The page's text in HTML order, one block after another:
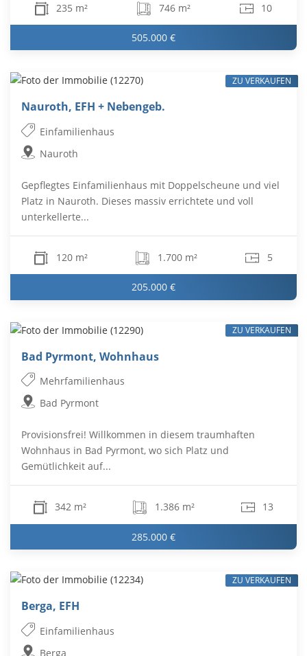
235 m² 746 m² 10
505.000 €
Nauroth, EFH + Nebengeb.
Einfamilienhaus
Nauroth
Gepflegtes Einfamilienhaus mit Doppelscheune und viel
Platz in Nauroth. Dieses massiv errichtete und voll
unterkellerte...
120 m² 1.700 m² 5
205.000 €
ZU VERKAUFEN
Bad Pyrmont, Wohnhaus
Mehrfamilienhaus
Bad Pyrmont
Provisionsfrei! Willkommen in diesem traumhaften
Wohnhaus in Bad Pyrmont, wo sich Platz und
Gemütlichkeit auf...
342 m² 1.386 m² 13
285.000 €
ZU VERKAUFEN
Berga, EFH
Einfamilienhaus
Berga
ZU VERKAUFEN